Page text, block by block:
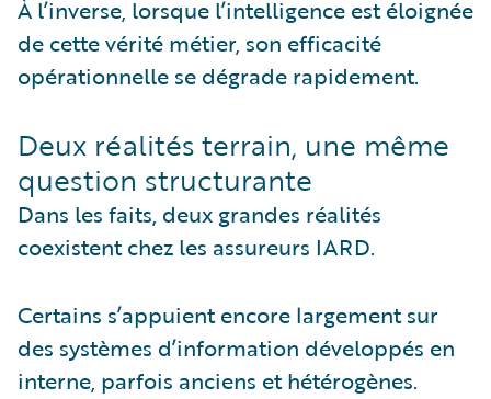
À l’inverse, lorsque l’intelligence est éloignée
de cette vérité métier, son efficacité
opérationnelle se dégrade rapidement.
Deux réalités terrain, une même
question structurante
Dans les faits, deux grandes réalités
coexistent chez les assureurs IARD.
Certains s’appuient encore largement sur
des systèmes d’information développés en
interne, parfois anciens et hétérogènes.